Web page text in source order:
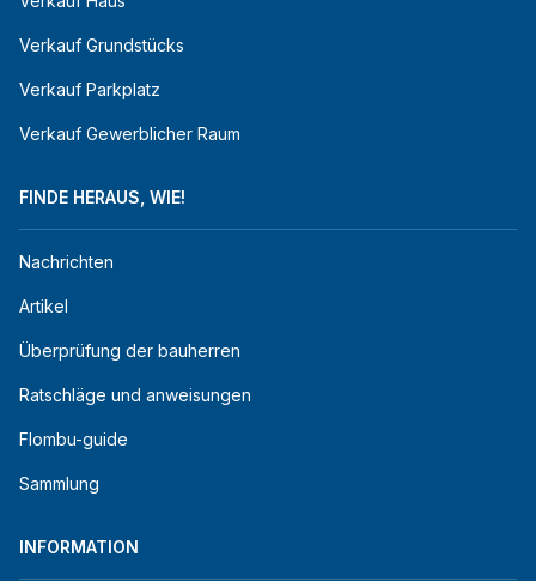
Verkauf Grundstücks
Verkauf Parkplatz
Verkauf Gewerblicher Raum
FINDE HERAUS, WIE!
Nachrichten
Artikel
Überprüfung der bauherren
Ratschläge und anweisungen
Flombu-guide
Sammlung
INFORMATION